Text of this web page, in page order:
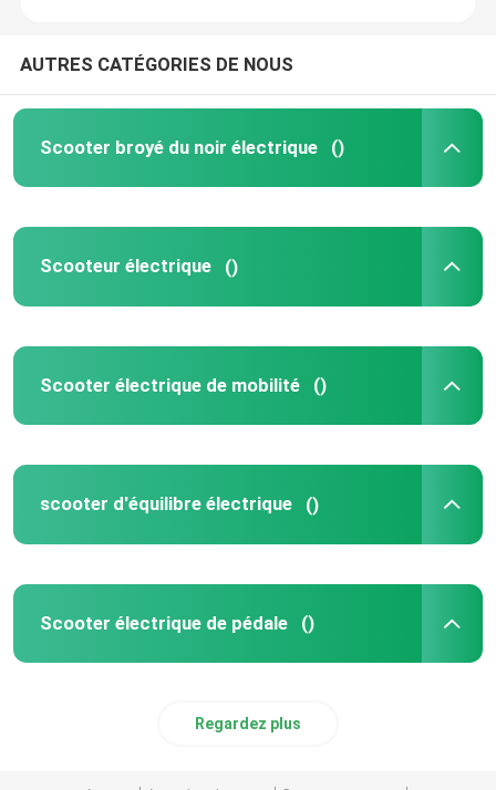
AUTRES CATÉGORIES DE NOUS
Scooter broyé du noir électrique ()
Scooteur électrique ()
Scooter électrique de mobilité ()
scooter d'équilibre électrique ()
Scooter électrique de pédale ()
Regardez plus